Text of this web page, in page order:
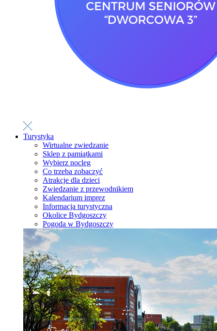
Turystyka
Wirtualne zwiedzanie
Sklep z pamiątkami
Wybierz nocleg
Co trzeba zobaczyć
Atrakcje dla dzieci
Zwiedzanie z przewodnikiem
Kalendarium imprez
Informacja turystyczna
Okolice Bydgoszczy
Pogoda w Bydgoszczy